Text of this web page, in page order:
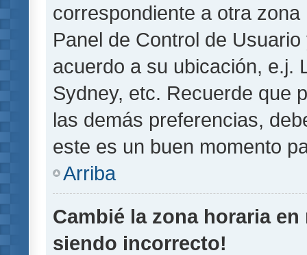
correspondiente a otra
Panel de Control de
acuerdo a su ubicación, e.j.
Sydney, etc. Recuerde que
las demás preferencias,
este es un buen momento
Arriba
Cambié la zona horaria
siendo incorrecto!